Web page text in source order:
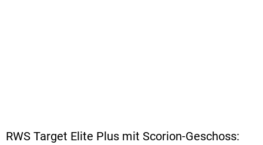
RWS Target Elite Plus mit Scorion-Geschoss: